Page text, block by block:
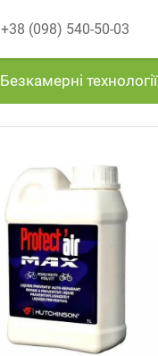
+38 (098) 540-50-03
Безкамерні технології